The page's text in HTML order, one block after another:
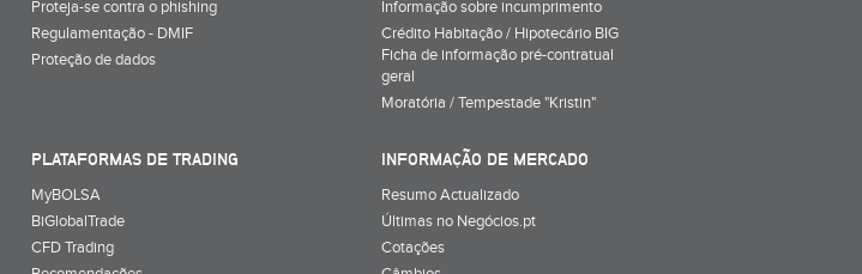
Proteja-se contra o phishing
Regulamentação - DMIF
Proteção de dados
Informação sobre incumprimento
Crédito Habitação / Hipotecário BIG
Ficha de informação pré-contratual
geral
Moratória / Tempestade "Kristin"
PLATAFORMAS DE TRADING
MyBOLSA
BiGlobalTrade
CFD Trading
INFORMAÇÃO DE MERCADO
Resumo Actualizado
Últimas no Negócios.pt
Cotações